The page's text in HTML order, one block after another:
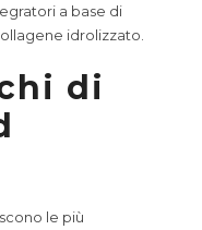
a base di
idrolizzato.
di
le più